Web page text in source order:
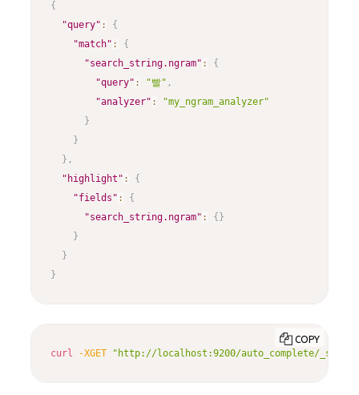
{
"query" :
{
"match" :
{
"search_string.ngram" :
{
"query" : "빨" ,
"analyzer" :
"my_ngram_analyzer"
}
}
} ,
"highlight" :
{
"fields" :
{
"search_string.ngram" : { }
}
}
}
curl -XGET "http://localhost:9200/auto_complete/
COPY